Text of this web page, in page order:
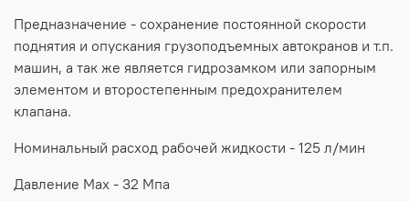
Предназначение - сохранение постоянной скорости
поднятия и опускания грузоподъемных автокранов и т.п.
машин, а так же является гидрозамком или запорным
элементом и второстепенным предохранителем
клапана.
Номинальный расход рабочей жидкости - 125 л/мин
Давление Max - 32 Мпа